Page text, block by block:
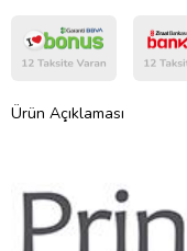
Ürün Açıklaması